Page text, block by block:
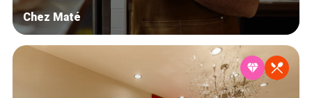
Chez Maté